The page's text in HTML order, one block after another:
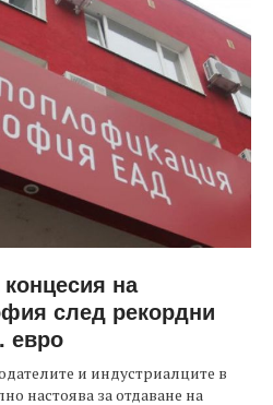
на
след рекордни
евро
и индустриалците в
настоява за отдаване на